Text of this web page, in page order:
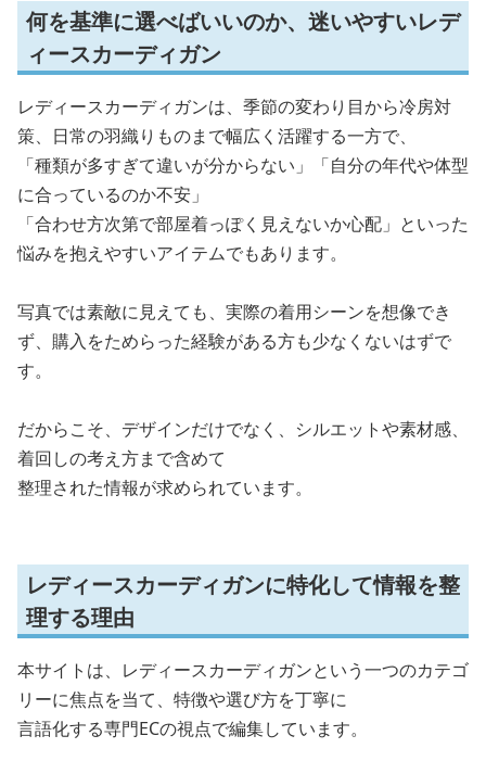
何を基準に選べばいいのか、迷いやすいレデ
ィースカーディガン
レディースカーディガンは、季節の変わり目から冷房対
策、日常の羽織りものまで幅広く活躍する一方で、
「種類が多すぎて違いが分からない」「自分の年代や体型
に合っているのか不安」
「合わせ方次第で部屋着っぽく見えないか心配」といった
悩みを抱えやすいアイテムでもあります。
写真では素敵に見えても、実際の着用シーンを想像でき
ず、購入をためらった経験がある方も少なくないはずで
す。
だからこそ、デザインだけでなく、シルエットや素材感、
着回しの考え方まで含めて
整理された情報が求められています。
レディースカーディガンに特化して情報を整
理する理由
本サイトは、レディースカーディガンという一つのカテゴ
リーに焦点を当て、特徴や選び方を丁寧に
言語化する専門ECの視点で編集しています。